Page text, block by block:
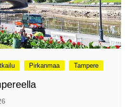
Pirkanmaa Tampere